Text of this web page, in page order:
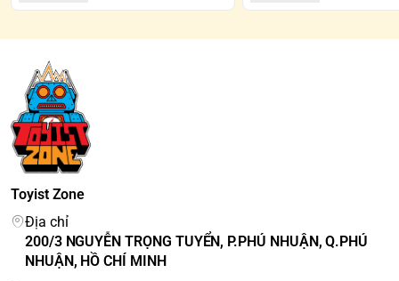
Toyist Zone
Địa chỉ
200/3 NGUYỄN TRỌNG TUYỂN, P.PHÚ NHUẬN, Q.PHÚ
NHUẬN, HỒ CHÍ MINH